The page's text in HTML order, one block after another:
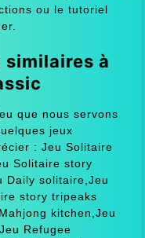
ou le tutoriel
similaires à
que nous servons
jeux
: Jeu Solitaire
Solitaire story
Daily solitaire,Jeu
story tripeaks
kitchen,Jeu
Refugee